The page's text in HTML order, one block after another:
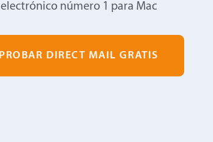
electrónico número 1 para Mac
PROBAR DIRECT MAIL GRATIS